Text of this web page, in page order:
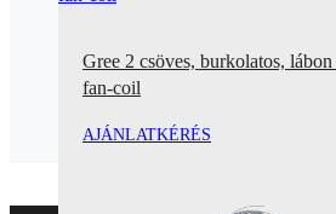
Gree 2 csöves, burkolatos,
fan-coil
AJÁNLATKÉRÉS